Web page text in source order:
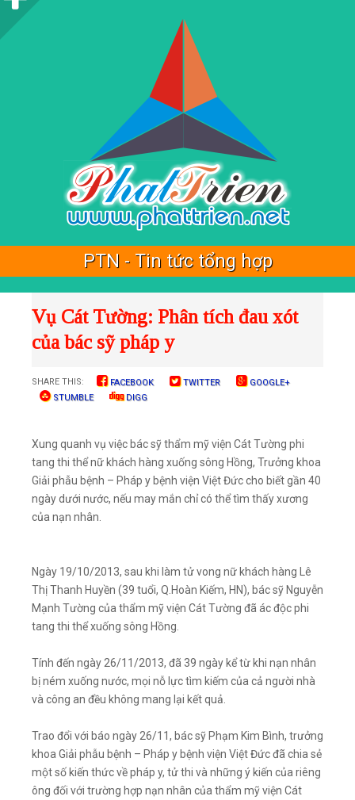
PTN - Tin tức tổng hợp
Vụ Cát Tường: Phân tích đau xót
của bác sỹ pháp y
SHARE THIS: FACEBOOK TWITTER
GOOGLE+
STUMBLE
DIGG
Xung quanh vụ việc bác sỹ thẩm mỹ viện Cát Tường phi
tang thi thể nữ khách hàng xuống sông Hồng, Trưởng khoa
Giải phẫu bệnh – Pháp y bệnh viện Việt Đức cho biết gần 40
ngày dưới nước, nếu may mắn chỉ có thể tìm thấy xương
của nạn nhân.
Ngày 19/10/2013, sau khi làm tử vong nữ khách hàng Lê
Thị Thanh Huyền (39 tuổi, Q.Hoàn Kiếm, HN), bác sỹ Nguyễn
Mạnh Tường của thẩm mỹ viện Cát Tường đã ác độc phi
tang thi thể xuống sông Hồng.
Tính đến ngày 26/11/2013, đã 39 ngày kể từ khi nạn nhân
bị ném xuống nước, mọi nỗ lực tìm kiếm của cả người nhà
và công an đều không mang lại kết quả.
Trao đổi với báo ngày 26/11, bác sỹ Phạm Kim Bình, trưởng
khoa Giải phẫu bệnh – Pháp y bệnh viện Việt Đức đã chia sẻ
một số kiến thức về pháp y, tử thi và những ý kiến của riêng
ông đối với trường hợp nạn nhân của thẩm mỹ viện Cát